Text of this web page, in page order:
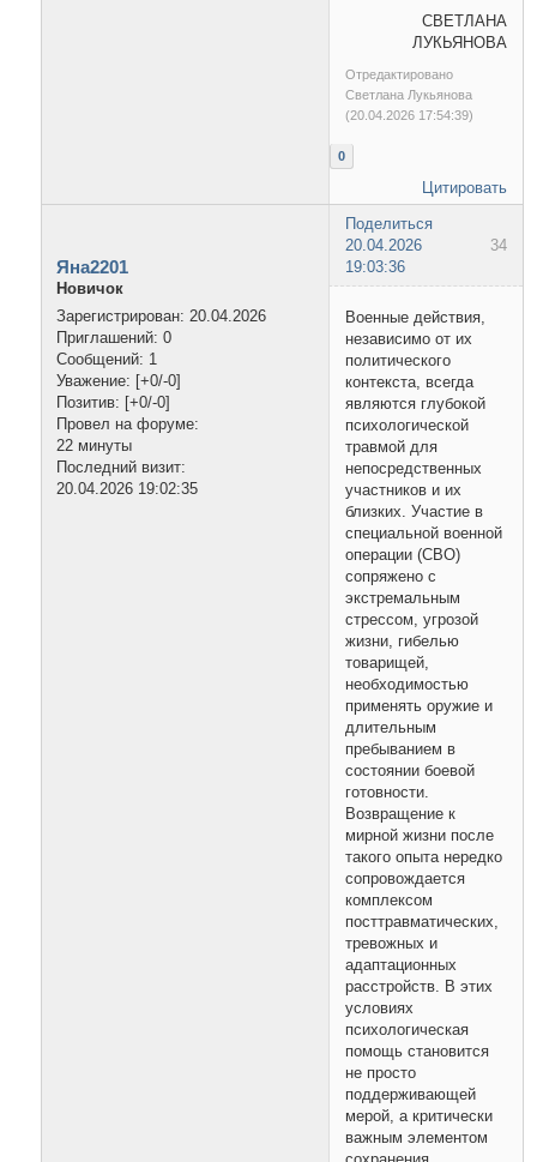
СВЕТЛАНА
ЛУКЬЯНОВА
Отредактировано
Светлана Лукьянова
(20.04.2026 17:54:39)
0
Цитировать
Поделиться
34
20.04.2026
19:03:36
Яна2201
Новичок
Зарегистрирован: 20.04.2026
Приглашений: 0
Сообщений: 1
Уважение: [+0/-0]
Позитив: [+0/-0]
Провел на форуме:
22 минуты
Последний визит:
20.04.2026 19:02:35
Военные действия,
независимо от их
политического
контекста, всегда
являются глубокой
психологической
травмой для
непосредственных
участников и их
близких. Участие в
специальной военной
операции (СВО)
сопряжено с
экстремальным
стрессом, угрозой
жизни, гибелью
товарищей,
необходимостью
применять оружие и
длительным
пребыванием в
состоянии боевой
готовности.
Возвращение к
мирной жизни после
такого опыта нередко
сопровождается
комплексом
посттравматических,
тревожных и
адаптационных
расстройств. В этих
условиях
психологическая
помощь становится
не просто
поддерживающей
мерой, а критически
важным элементом